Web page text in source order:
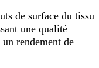
de surface du tissu
une qualité
rendement de